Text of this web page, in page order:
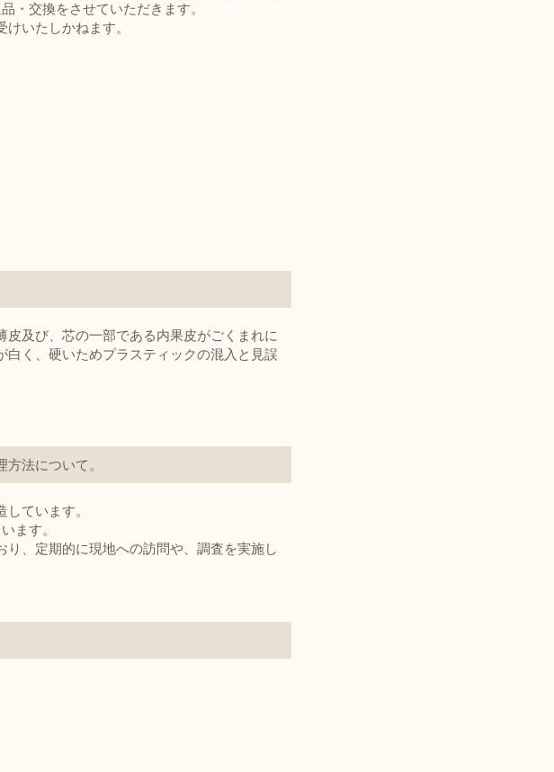
・交換をさせていただきます。
いたしかねます。
及び、芯の一部である内果皮がごくまれに
く、硬いためプラスティックの混入と見誤
法について。
ています。
ます。
、定期的に現地への訪問や、調査を実施し